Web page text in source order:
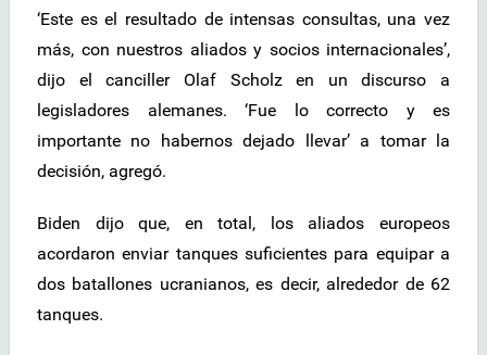
‘Este es el resultado de intensas consultas, una vez
más, con nuestros aliados y socios internacionales’,
dijo el canciller Olaf Scholz en un discurso a
legisladores alemanes. ‘Fue lo correcto y es
importante no habernos dejado llevar’ a tomar la
decisión, agregó.
Biden dijo que, en total, los aliados europeos
acordaron enviar tanques suficientes para equipar a
dos batallones ucranianos, es decir, alrededor de 62
tanques.